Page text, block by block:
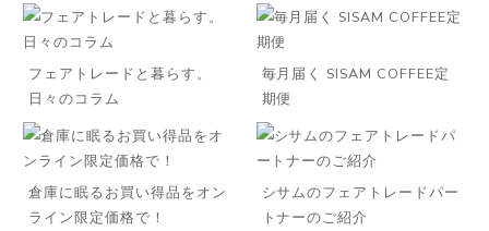
フェアトレードと暮らす。
日々のコラム
毎月届く SISAM COFFEE定
期便
倉庫に眠るお買い得品をオン
ライン限定価格で！
シサムのフェアトレードパー
トナーのご紹介